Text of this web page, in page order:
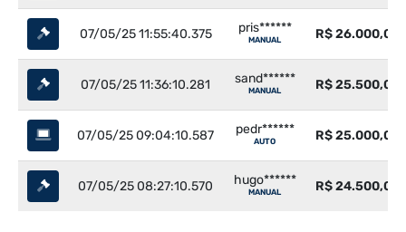
07/05/25 11:55:40.375 pris******
MANUAL R$ 26.000,00
07/05/25 11:36:10.281 sand******
MANUAL R$ 25.500,00
07/05/25 09:04:10.587 pedr******
AUTO R$ 25.000,00
07/05/25 08:27:10.570 hugo******
MANUAL R$ 24.500,00